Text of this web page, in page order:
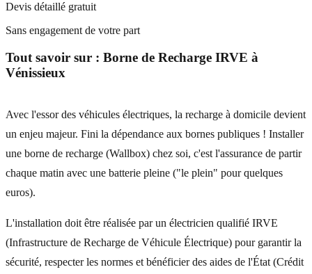
Devis détaillé gratuit
Sans engagement de votre part
Tout savoir sur : Borne de Recharge IRVE à
Vénissieux
Avec l'essor des véhicules électriques, la recharge à domicile devient
un enjeu majeur. Fini la dépendance aux bornes publiques ! Installer
une borne de recharge (Wallbox) chez soi, c'est l'assurance de partir
chaque matin avec une batterie pleine ("le plein" pour quelques
euros).
L'installation doit être réalisée par un électricien qualifié IRVE
(Infrastructure de Recharge de Véhicule Électrique) pour garantir la
sécurité, respecter les normes et bénéficier des aides de l'État (Crédit